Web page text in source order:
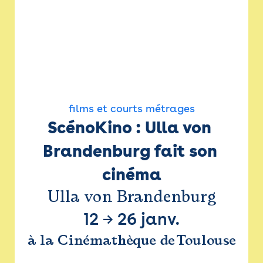
films et courts métrages
ScénoKino : Ulla von
Brandenburg fait son
cinéma
Ulla von Brandenburg
12 → 26 janv.
à la Cinémathèque de Toulouse